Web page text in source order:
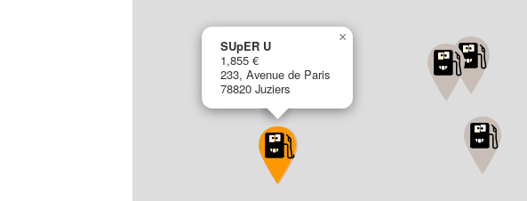
SUpER U
1,855 €
233, Avenue de Paris
78820 Juziers
×